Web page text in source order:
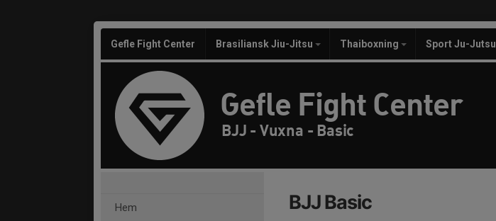
Gefle Fight Center Brasiliansk Jiu-Jitsu Thaiboxning Sport Ju-Jutsu
Gefle Fight Center
BJJ - Vuxna - Basic
Hem BJJ Basic